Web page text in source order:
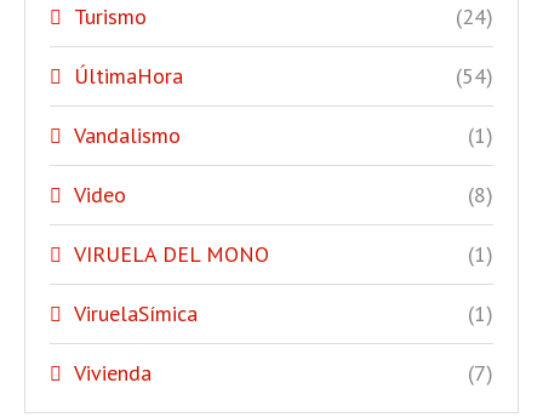
Turismo (24)
ÚltimaHora (54)
Vandalismo (1)
Video (8)
VIRUELA DEL MONO (1)
ViruelaSímica (1)
Vivienda (7)